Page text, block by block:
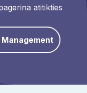
atitikties